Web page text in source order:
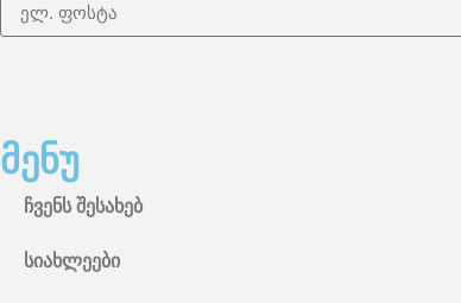
მენუ
ჩვენს შესახებ
სიახლეები